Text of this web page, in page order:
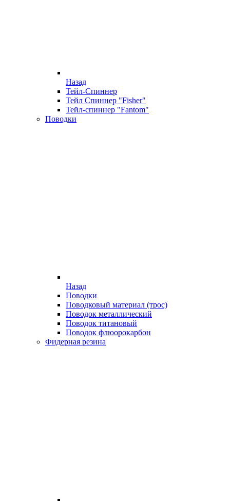
Назад
Тейл-Спиннер
Тейл Спиннер "Fisher"
Тейл-спиннер "Fantom"
Поводки
Назад
Поводки
Поводковый материал (трос)
Поводок металлический
Поводок титановый
Поводок флюорокарбон
Фидерная резина